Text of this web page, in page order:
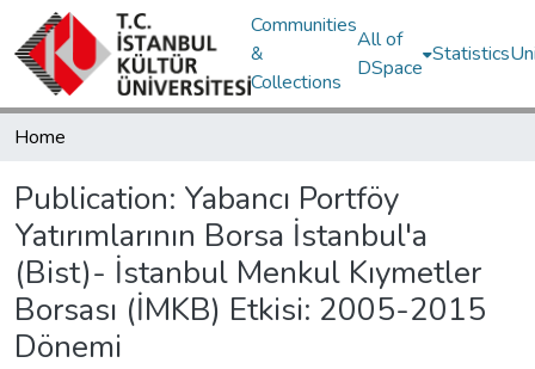
Communities
&
Collections
All of
DSpace
Statistics
Home
Publication: Yabancı Portföy
Yatırımlarının Borsa İstanbul'a
(Bist)- İstanbul Menkul Kıymetler
Borsası (İMKB) Etkisi: 2005-2015
Dönemi